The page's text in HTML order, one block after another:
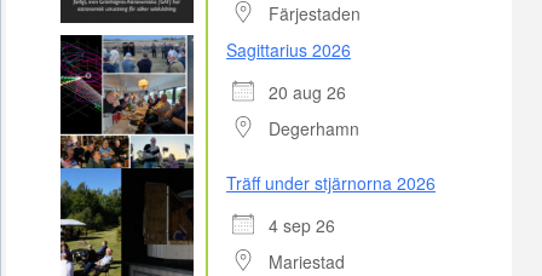
Färjestaden
Sagittarius 2026
20 aug 26
Degerhamn
Träff under stjärnorna 2026
4 sep 26
Mariestad